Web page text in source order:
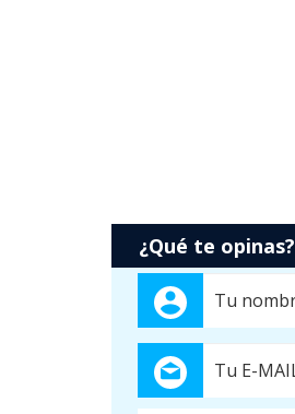
¿Qué te opinas?